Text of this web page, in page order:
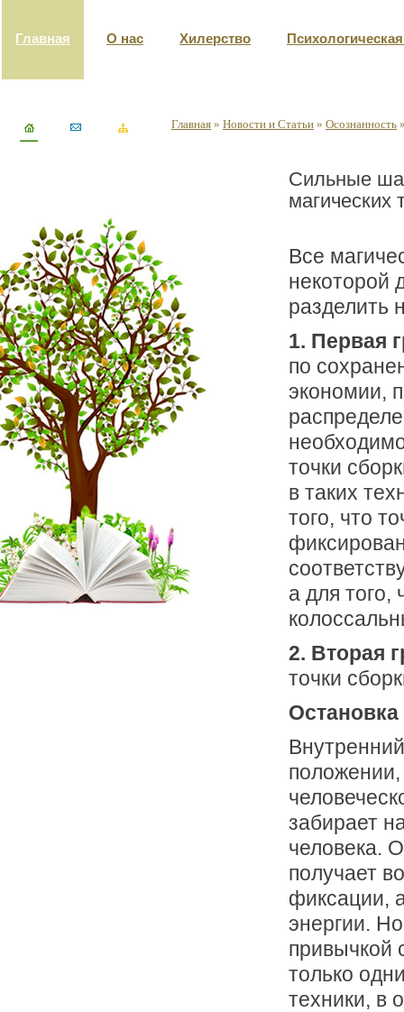
Главная О нас Хилерство
Главная » Новости и Статьи » Осознанность
Сильные
магических
Все
некоторой
разделить
1. Первая
по
экономии,
точки
в таких
того, что
а для того,
2. Вторая
точки
Остановка
положении,
забирает
человека.
получает
фиксации,
энергии.
привычкой
только
техники, в